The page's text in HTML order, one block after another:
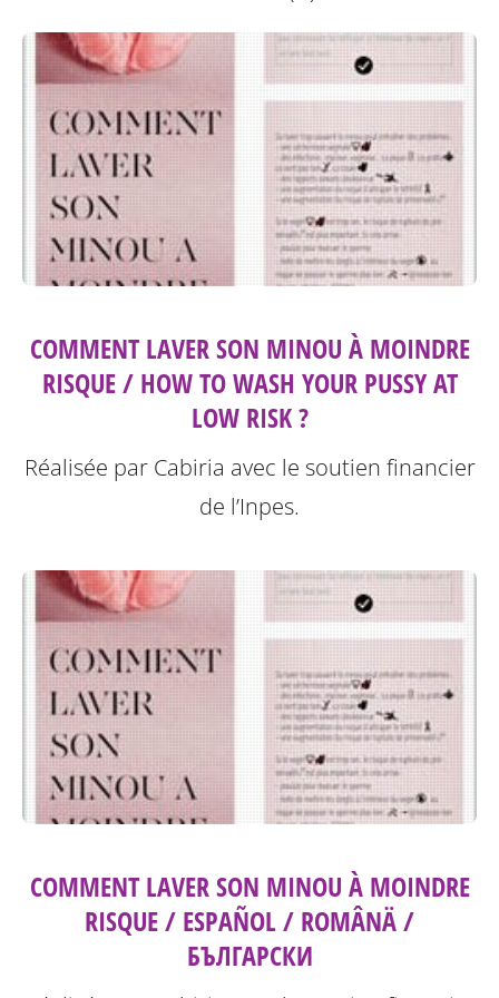
COMMENT LAVER SON MINOU À MOINDRE
RISQUE / HOW TO WASH YOUR PUSSY AT
LOW RISK ?
Réalisée par Cabiria avec le soutien financier
de l’Inpes.
COMMENT LAVER SON MINOU À MOINDRE
RISQUE / ESPAÑOL / ROMÂNÄ /
БЪЛГАРСКИ